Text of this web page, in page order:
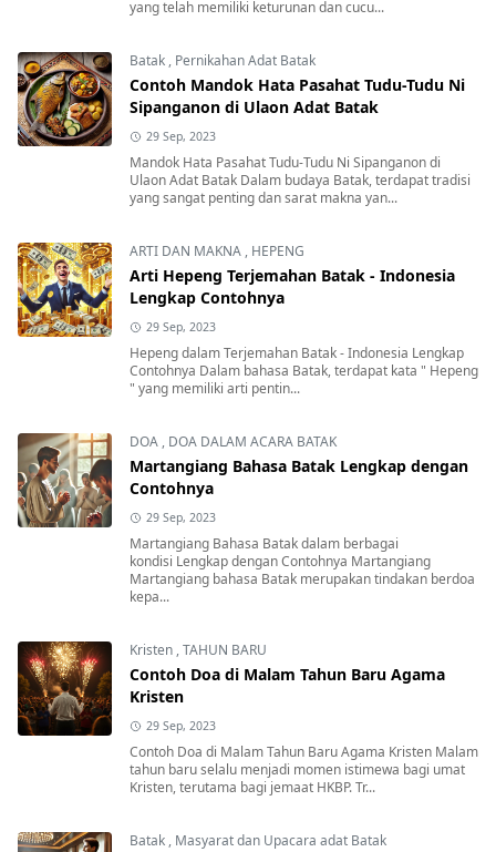
yang telah memiliki keturunan dan cucu...
Batak , Pernikahan Adat Batak
Contoh Mandok Hata Pasahat Tudu-Tudu Ni
Sipanganon di Ulaon Adat Batak
29 Sep, 2023
Mandok Hata Pasahat Tudu-Tudu Ni Sipanganon di
Ulaon Adat Batak Dalam budaya Batak, terdapat tradisi
yang sangat penting dan sarat makna yan...
ARTI DAN MAKNA , HEPENG
Arti Hepeng Terjemahan Batak - Indonesia
Lengkap Contohnya
29 Sep, 2023
Hepeng dalam Terjemahan Batak - Indonesia Lengkap
Contohnya Dalam bahasa Batak, terdapat kata " Hepeng
" yang memiliki arti pentin...
DOA , DOA DALAM ACARA BATAK
Martangiang Bahasa Batak Lengkap dengan
Contohnya
29 Sep, 2023
Martangiang Bahasa Batak dalam berbagai
kondisi Lengkap dengan Contohnya Martangiang
Martangiang bahasa Batak merupakan tindakan berdoa
kepa...
Kristen ,TAHUN BARU
Contoh Doa di Malam Tahun Baru Agama
Kristen
29 Sep, 2023
Contoh Doa di Malam Tahun Baru Agama Kristen Malam
tahun baru selalu menjadi momen istimewa bagi umat
Kristen, terutama bagi jemaat HKBP. Tr...
Batak , Masyarat dan Upacara adat Batak